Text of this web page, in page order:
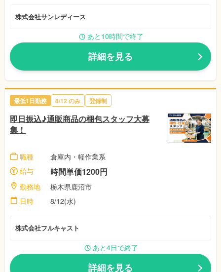
株式会社サンレディース
あと10時間で終了
詳細を見る
最低1日勤務 8/12のみ 登録制
即日振込♪通販商品の梱包スタッフ大募
集！
職種
倉庫内・軽作業系
給与
時間単価1200円
勤務地
栃木県鹿沼市
日時
8/12(水)
株式会社フルキャスト
あと4日で終了
詳細を見る